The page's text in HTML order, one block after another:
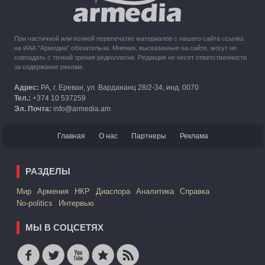
При частичной или полной перепечатке материалов с нашего сайта ссылка
на ИАА "Армедиа" обязательна. Мнения, высказанные на сайте, могут не
совпадать с точкой зрения редколлегии. Редакция не несет ответственности
за содержание реклам.
Адрес: РА, г. Ереван, ул. Вардананц 28/2-34, инд. 0070
Тел.: +374 10 537259
Эл. Почта: info@armedia.am
Главная О нас Партнеры Реклама
РАЗДЕЛЫ
Mир Армения НКР Диаспора Аналитика
Справка
No-politics
Интервью
МЫ В СОЦСЕТЯХ